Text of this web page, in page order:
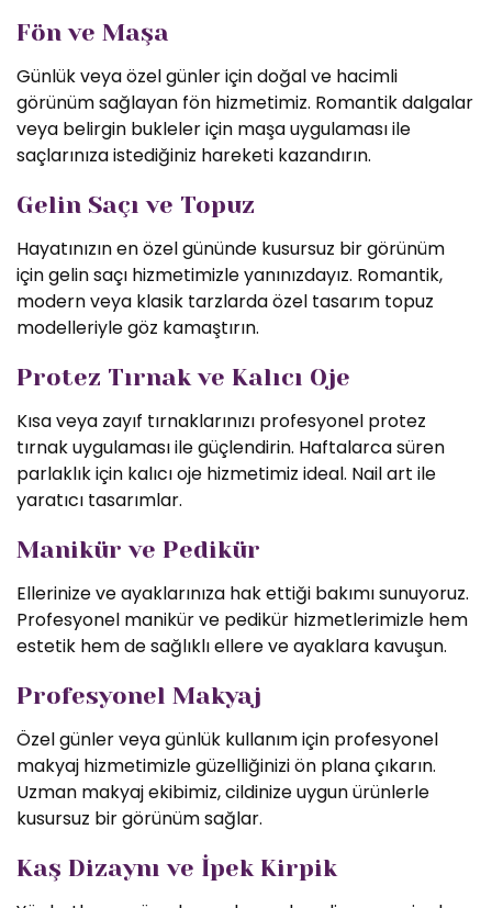
Fön ve Maşa
Günlük veya özel günler için doğal ve hacimli
görünüm sağlayan fön hizmetimiz. Romantik dalgalar
veya belirgin bukleler için maşa uygulaması ile
saçlarınıza istediğiniz hareketi kazandırın.
Gelin Saçı ve Topuz
Hayatınızın en özel gününde kusursuz bir görünüm
için gelin saçı hizmetimizle yanınızdayız. Romantik,
modern veya klasik tarzlarda özel tasarım topuz
modelleriyle göz kamaştırın.
Protez Tırnak ve Kalıcı Oje
Kısa veya zayıf tırnaklarınızı profesyonel protez
tırnak uygulaması ile güçlendirin. Haftalarca süren
parlaklık için kalıcı oje hizmetimiz ideal. Nail art ile
yaratıcı tasarımlar.
Manikür ve Pedikür
Ellerinize ve ayaklarınıza hak ettiği bakımı sunuyoruz.
Profesyonel manikür ve pedikür hizmetlerimizle hem
estetik hem de sağlıklı ellere ve ayaklara kavuşun.
Profesyonel Makyaj
Özel günler veya günlük kullanım için profesyonel
makyaj hizmetimizle güzelliğinizi ön plana çıkarın.
Uzman makyaj ekibimiz, cildinize uygun ürünlerle
kusursuz bir görünüm sağlar.
Kaş Dizaynı ve İpek Kirpik